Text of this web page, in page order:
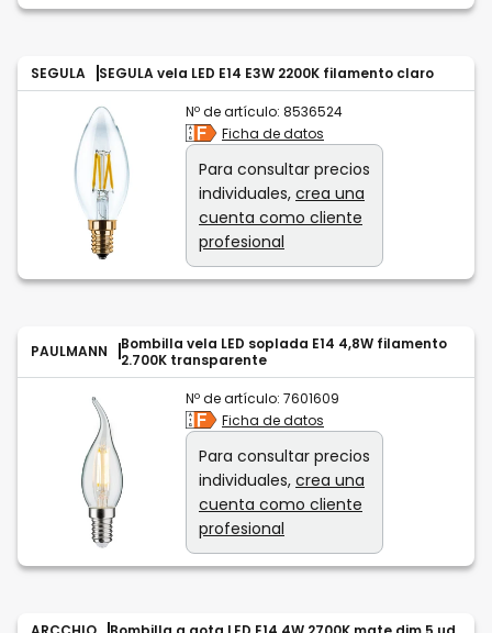
SEGULA SEGULA vela LED E14 E3W 2200K filamento claro
Nº de artículo: 8536524
Ficha de datos
Para consultar precios
individuales, crea una
cuenta como cliente
profesional
PAULMANN
Bombilla vela LED soplada E14 4,8W filamento
2.700K transparente
Nº de artículo: 7601609
Ficha de datos
Para consultar precios
individuales, crea una
cuenta como cliente
profesional